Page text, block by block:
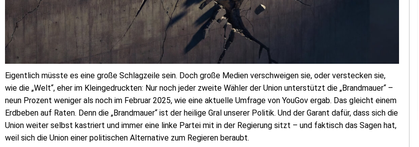
Eigentlich müsste es eine große Schlagzeile sein. Doch große Medien verschweigen sie, oder verstecken sie,
wie die „Welt“, eher im Kleingedruckten: Nur noch jeder zweite Wähler der Union unterstützt die „Brandmauer“ –
neun Prozent weniger als noch im Februar 2025, wie eine aktuelle Umfrage von YouGov ergab. Das gleicht einem
Erdbeben auf Raten. Denn die „Brandmauer“ ist der heilige Gral unserer Politik. Und der Garant dafür, dass sich die
Union weiter selbst kastriert und immer eine linke Partei mit in der Regierung sitzt – und faktisch das Sagen hat,
weil sich die Union einer politischen Alternative zum Regieren beraubt.